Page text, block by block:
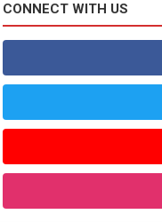
CONNECT WITH US